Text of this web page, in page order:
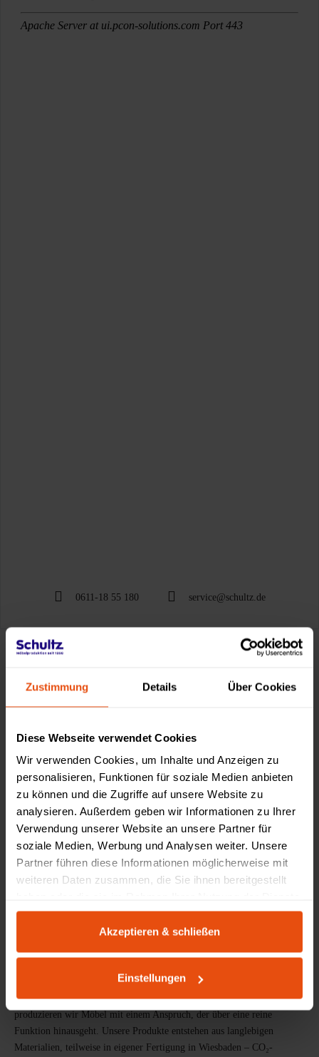
Zustimmung Details Über Cookies
Diese Webseite verwendet Cookies
Wir verwenden Cookies, um Inhalte und Anzeigen zu
personalisieren, Funktionen für soziale Medien anbieten
zu können und die Zugriffe auf unsere Website zu
analysieren. Außerdem geben wir Informationen zu Ihrer
Verwendung unserer Website an unsere Partner für
soziale Medien, Werbung und Analysen weiter. Unsere
Partner führen diese Informationen möglicherweise mit
weiteren Daten zusammen, die Sie ihnen bereitgestellt
gesammelt haben.
Akzeptieren & schließen
Einstellungen
0611-18 55 180 service@schultz.de
Made by Schultz
PRODUKTDESIGN AUS WIESBADEN
Möbel mit Herkunft & Haltung
Lokale Wertschöpfung und Arbeitsplätze: Seit 1898 gestalten und
produzieren wir Möbel mit einem Anspruch, der über eine reine
Funktion hinausgeht. Unsere Produkte entstehen aus langlebigen
Materialien, teilweise in eigener Fertigung in Wiesbaden – CO₂-